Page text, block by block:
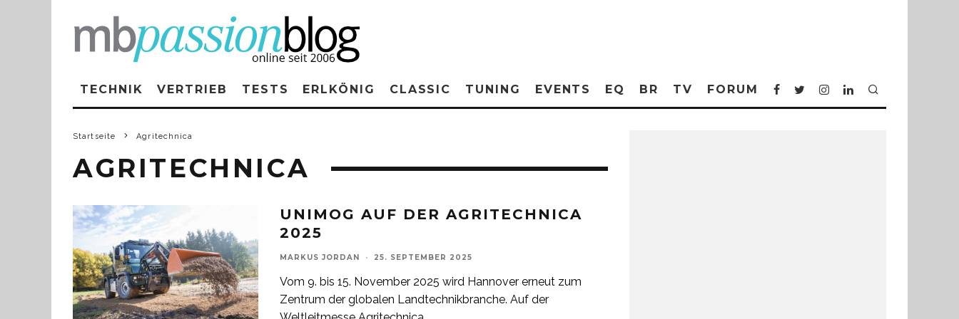
TECHNIK VERTRIEB TESTS ERLKÖNIG CLASSIC TUNING EVENTS EQ BR TV FORUM
Startseite Agritechnica
AGRITECHNICA
UNIMOG AUF DER AGRITECHNICA
2025
MARKUS JORDAN · 25. SEPTEMBER 2025
Vom 9. bis 15. November 2025 wird Hannover erneut zum
Zentrum der globalen Landtechnikbranche. Auf der